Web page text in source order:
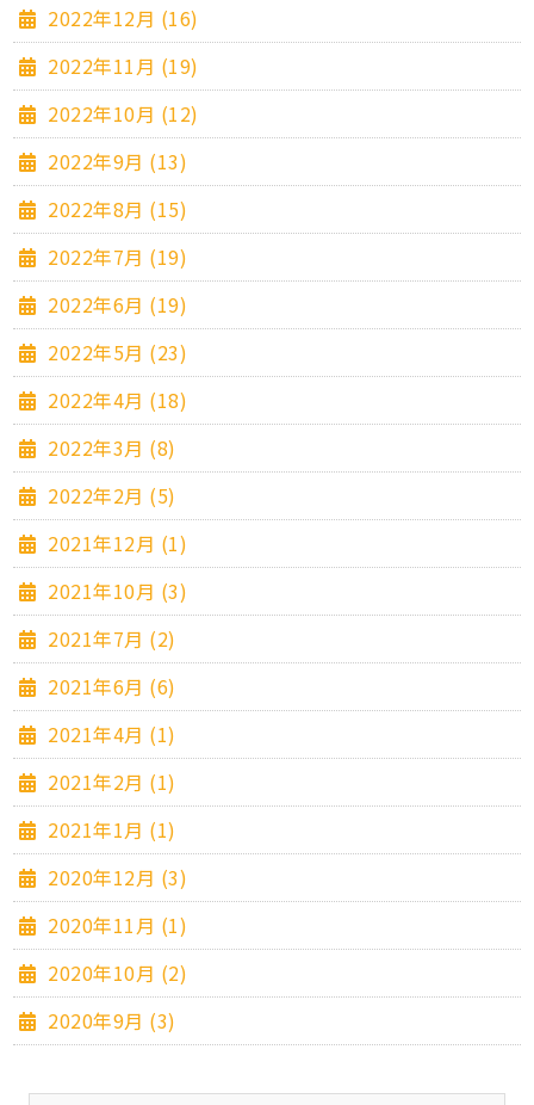
2022年12月 (16)
2022年11月 (19)
2022年10月 (12)
2022年9月 (13)
2022年8月 (15)
2022年7月 (19)
2022年6月 (19)
2022年5月 (23)
2022年4月 (18)
2022年3月 (8)
2022年2月 (5)
2021年12月 (1)
2021年10月 (3)
2021年7月 (2)
2021年6月 (6)
2021年4月 (1)
2021年2月 (1)
2021年1月 (1)
2020年12月 (3)
2020年11月 (1)
2020年10月 (2)
2020年9月 (3)